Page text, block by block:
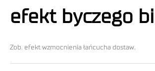
efekt byczego
Zob. efekt wzmocnienia łańcucha dostaw.